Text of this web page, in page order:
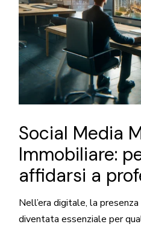
Social Media
Immobiliare:
affidarsi a
Nell’era digitale, la
diventata essenziale per